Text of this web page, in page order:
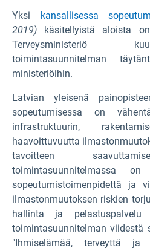
Yksi kansallisessa
2019) käsitellyistä aloista
Terveysministeriö
toimintasuunnitelman
ministeriöihin.
Latvian yleisenä
sopeutumisessa on
infrastruktuurin,
haavoittuvuutta
tavoitteen
toimintasuunnitelmassa
sopeutumistoimenpidettä ja
ilmastonmuutoksen riskien
hallinta ja
toimintasuunnitelman viidestä
"Ihmiselämää, terveyttä ja